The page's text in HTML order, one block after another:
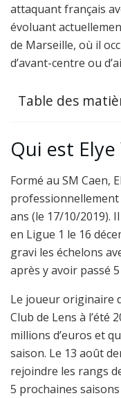
attaquant français
évoluant
de Marseille, où il
d’avant-centre ou
Table des
Qui est Elye
Formé au SM Caen,
ans (le 17/10/2019).
en Ligue 1 le 16
gravi les échelons
après y avoir passé
Le joueur originaire
Club de Lens à l’été
millions d’euros et
saison. Le 13 août
rejoindre les rangs
5 prochaines